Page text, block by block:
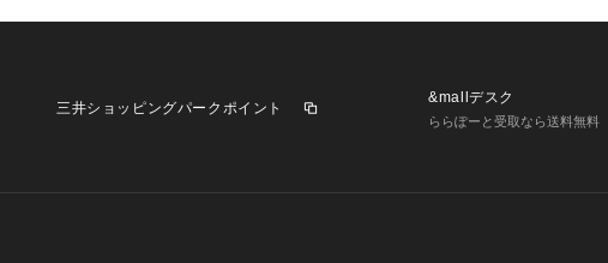
三井ショッピングパークポイント
&mallデスク
ららぽーと受取なら送料無料